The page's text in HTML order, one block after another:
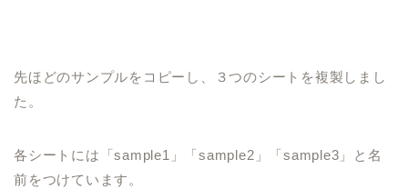
先ほどのサンプルをコピーし、３つのシートを複製しまし
た。
各シートには「sample1 」「sample2 」「sample3 」と名
前をつけています。